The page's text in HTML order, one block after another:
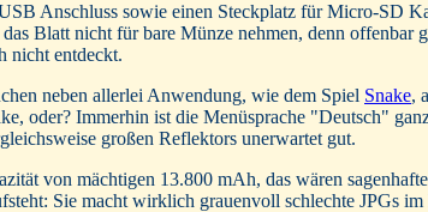
Anschluss sowie einen Steckplatz für Micro-SD
Blatt nicht für bare Münze nehmen, denn
nicht entdeckt.
neben allerlei Anwendung, wie dem Spiel Snake,
oder? Immerhin ist die Menüsprache "Deutsch"
großen Reflektors unerwartet gut.
von mächtigen 13.800 mAh, das wären
Sie macht wirklich grauenvoll schlechte JPGs